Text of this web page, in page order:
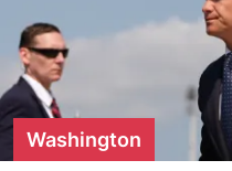
Washington